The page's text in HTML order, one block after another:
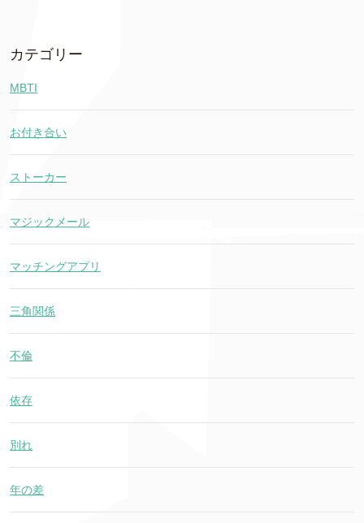
カテゴリー
MBTI
お付き合い
ストーカー
マジックメール
マッチングアプリ
三角関係
不倫
依存
別れ
年の差